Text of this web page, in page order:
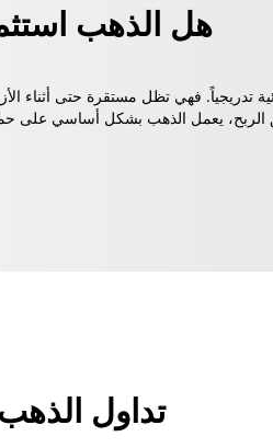
هل الذهب
تدريجياً. فهي تظل مستقرة حتى أثناء
الربح، يعمل الذهب بشكل أساسي على
تداول الذهب